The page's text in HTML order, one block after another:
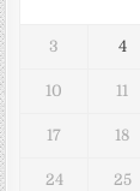
3 4
10 11
17 18
24 25